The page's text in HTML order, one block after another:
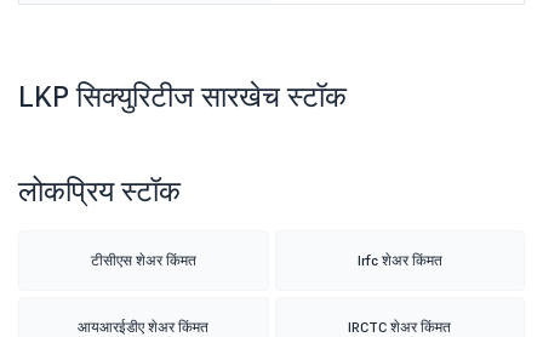
LKP सिक्युरिटीज सारखेच स्टॉक
लोकप्रिय स्टॉक
टीसीएस शेअर किंमत Irfc शेअर किंमत
आयआरईडीए शेअर किंमत IRCTC शेअर किंमत